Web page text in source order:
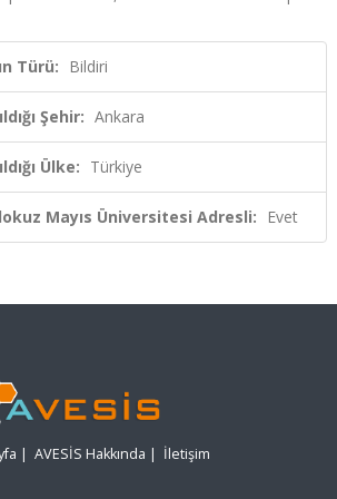
Türü: Bildiri
Şehir: Ankara
Ülke: Türkiye
Mayıs Üniversitesi Adresli: Evet
| AVESİS Hakkında | İletişim